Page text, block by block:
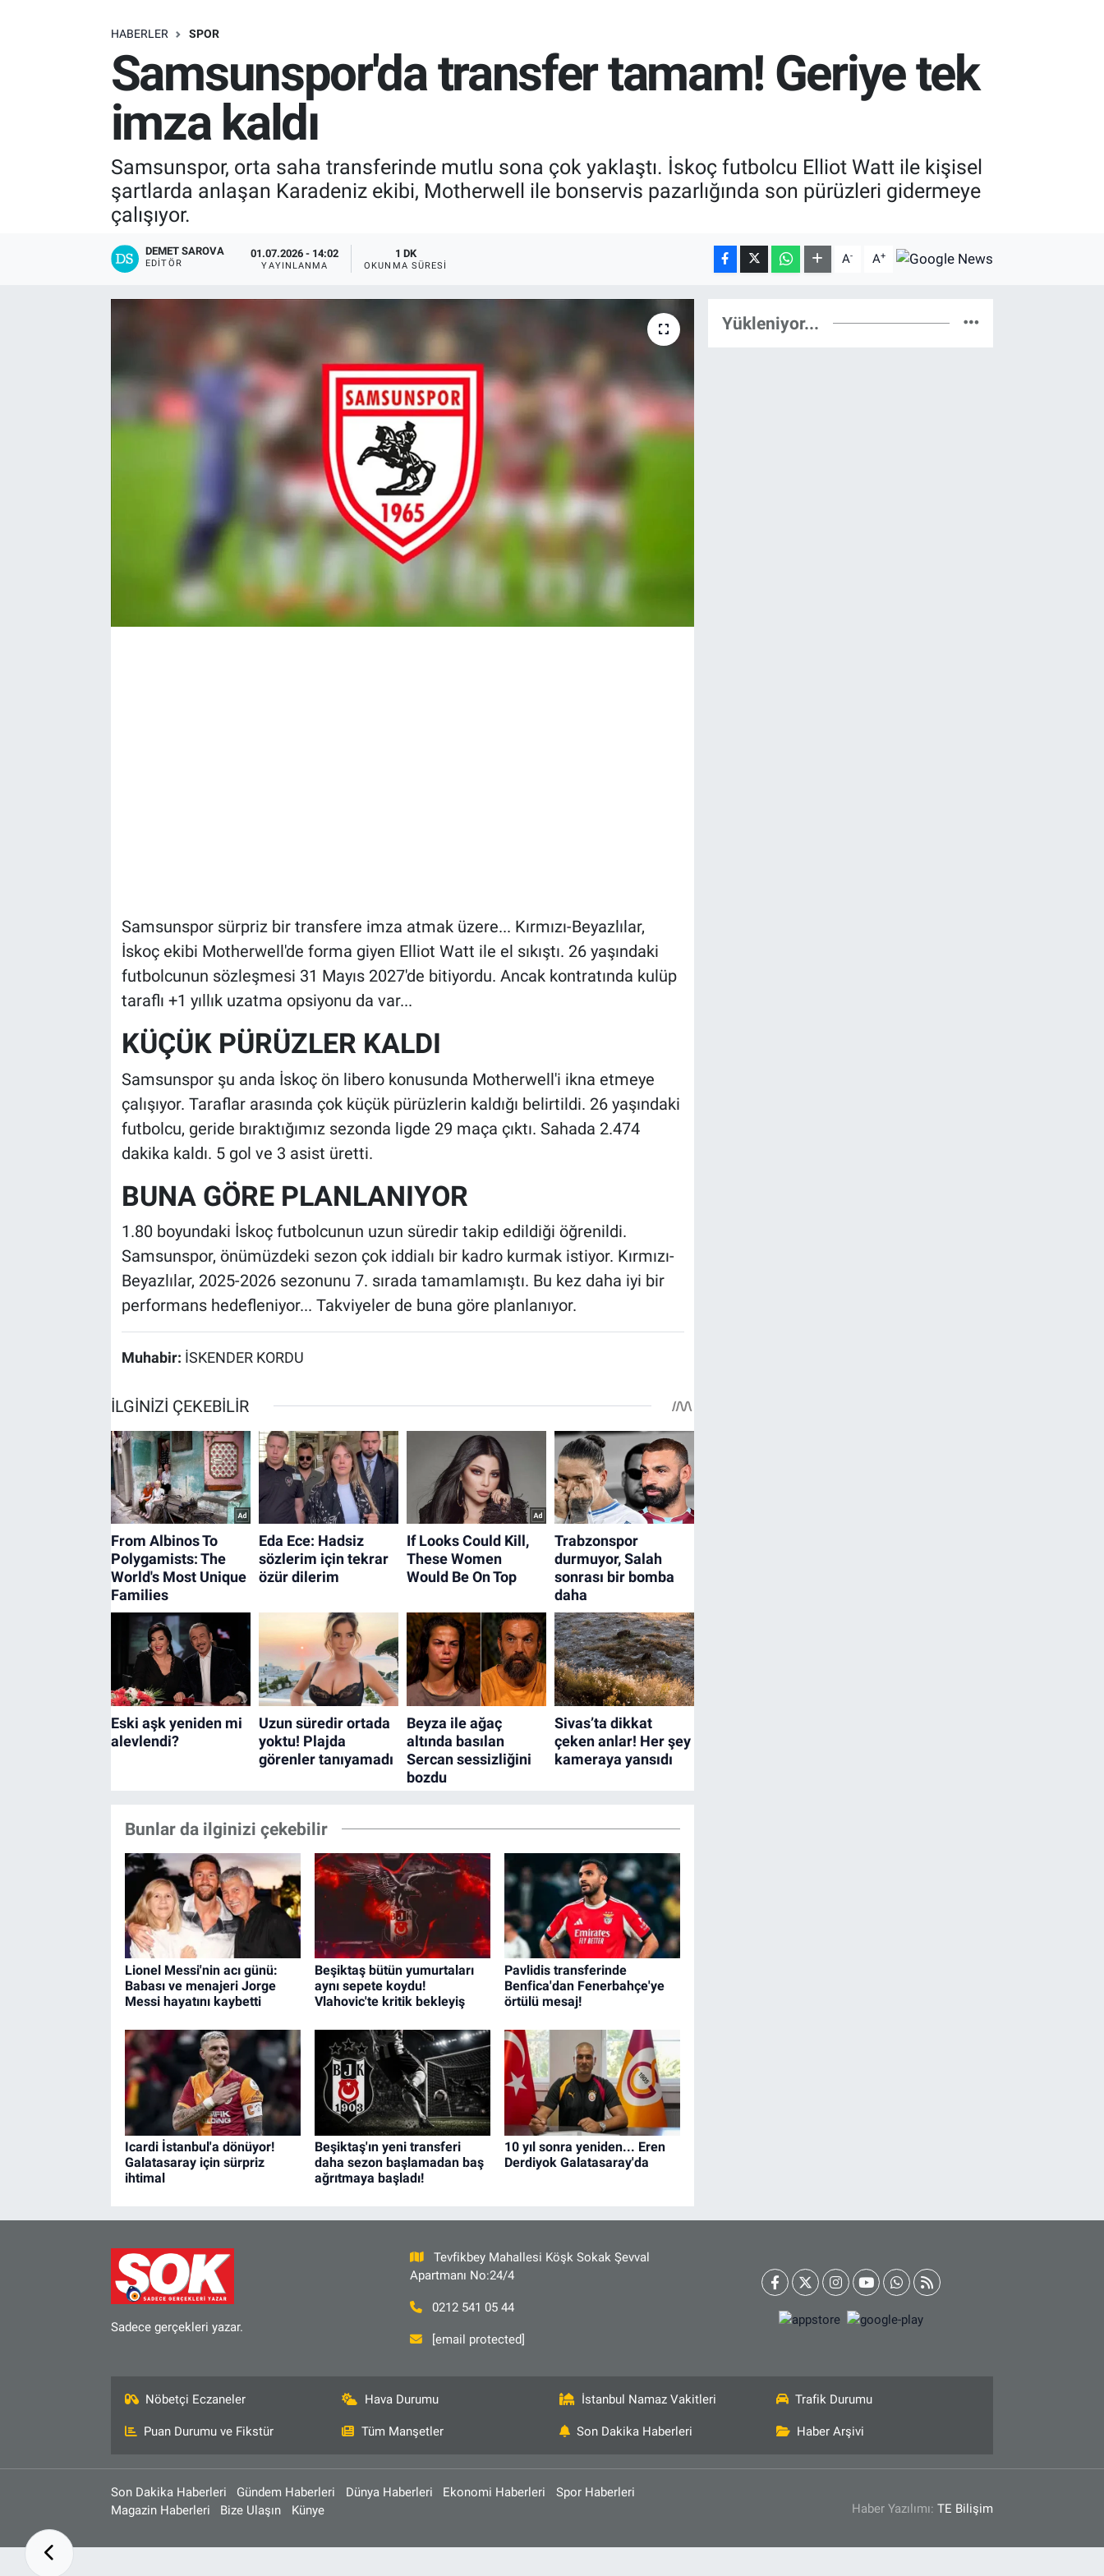
HABERLER SPOR
Samsunspor'da transfer tamam! Geriye tek
imza kaldı
Samsunspor, orta saha transferinde mutlu sona çok yaklaştı. İskoç futbolcu Elliot Watt ile kişisel
şartlarda anlaşan Karadeniz ekibi, Motherwell ile bonservis pazarlığında son pürüzleri gidermeye
çalışıyor.
DEMET SAROVA
EDITÖR
01.07.2026 - 14:02
YAYINLANMA
1 DK
OKUNMA SÜRESI A- A+
Samsunspor sürpriz bir transfere imza atmak üzere... Kırmızı-Beyazlılar,
İskoç ekibi Motherwell'de forma giyen Elliot Watt ile el sıkıştı. 26 yaşındaki
futbolcunun sözleşmesi 31 Mayıs 2027'de bitiyordu. Ancak kontratında kulüp
taraflı +1 yıllık uzatma opsiyonu da var...
KÜÇÜK PÜRÜZLER KALDI
Samsunspor şu anda İskoç ön libero konusunda Motherwell'i ikna etmeye
çalışıyor. Taraflar arasında çok küçük pürüzlerin kaldığı belirtildi. 26 yaşındaki
futbolcu, geride bıraktığımız sezonda ligde 29 maça çıktı. Sahada 2.474
dakika kaldı. 5 gol ve 3 asist üretti.
BUNA GÖRE PLANLANIYOR
1.80 boyundaki İskoç futbolcunun uzun süredir takip edildiği öğrenildi.
Samsunspor, önümüzdeki sezon çok iddialı bir kadro kurmak istiyor. Kırmızı-
Beyazlılar, 2025-2026 sezonunu 7. sırada tamamlamıştı. Bu kez daha iyi bir
performans hedefleniyor... Takviyeler de buna göre planlanıyor.
Muhabir: İSKENDER KORDU
Bunlar da ilginizi çekebilir
Lionel Messi'nin acı günü:
Babası ve menajeri Jorge
Messi hayatını kaybetti
Beşiktaş bütün yumurtaları
aynı sepete koydu!
Vlahovic'te kritik bekleyiş
Pavlidis transferinde
Benfica'dan Fenerbahçe'ye
örtülü mesaj!
Icardi İstanbul'a dönüyor!
Galatasaray için sürpriz
ihtimal
Beşiktaş'ın yeni transferi
daha sezon başlamadan baş
ağrıtmaya başladı!
10 yıl sonra yeniden... Eren
Derdiyok Galatasaray'da
Yükleniyor...
Sadece gerçekleri yazar.
Tevfikbey Mahallesi Köşk Sokak Şevval
Apartmanı No:24/4
0212 541 05 44
[email protected]
Nöbetçi Eczaneler Hava Durumu İstanbul Namaz Vakitleri Trafik Durumu
Puan Durumu ve Fikstür Tüm Manşetler Son Dakika Haberleri Haber Arşivi
Son Dakika Haberleri Gündem Haberleri Dünya Haberleri Ekonomi Haberleri
Spor Haberleri
Magazin Haberleri
Bize Ulaşın Künye Haber Yazılımı:TE Bilişim
ÖZEL HABER